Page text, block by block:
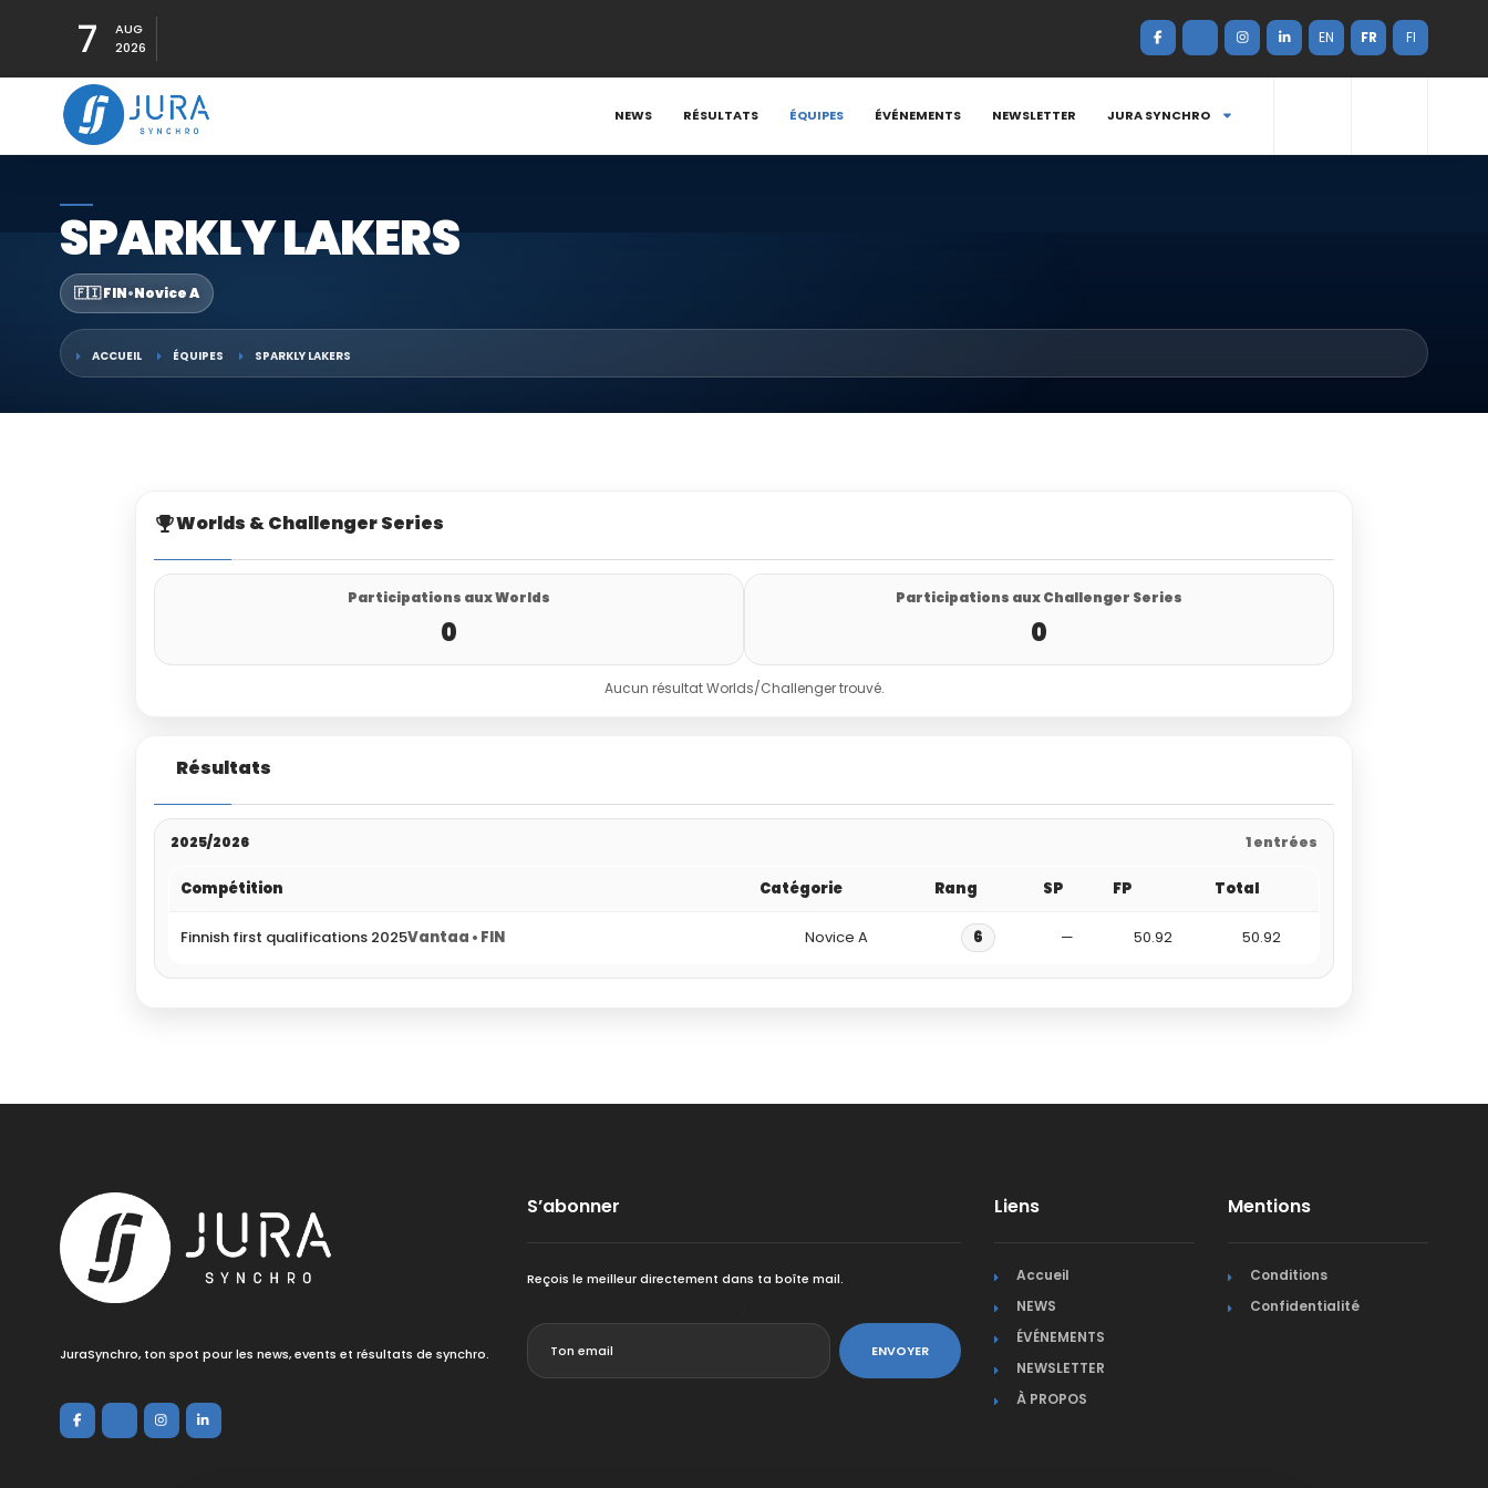
7
AUG
2026
EN FR FI
NEWS RÉSULTATS ÉQUIPES ÉVÉNEMENTS NEWSLETTER JURA SYNCHRO
SPARKLY LAKERS
🇫🇮 FIN•Novice A
ACCUEIL ÉQUIPES SPARKLY LAKERS
Worlds & Challenger Series
Participations aux Worlds
0
Participations aux Challenger Series
0
Aucun résultat Worlds/Challenger trouvé.
Résultats
2025/2026 1 entrées
Compétition Catégorie Rang SP FP Total
Finnish first qualifications 2025Vantaa • FIN Novice A 6 — 50.92 50.92
JuraSynchro, ton spot pour les news, events et résultats de synchro.
S’abonner
Reçois le meilleur directement dans ta boîte mail.
ENVOYER
Liens
Accueil
NEWS
ÉVÉNEMENTS
NEWSLETTER
À PROPOS
Mentions
Conditions
Confidentialité